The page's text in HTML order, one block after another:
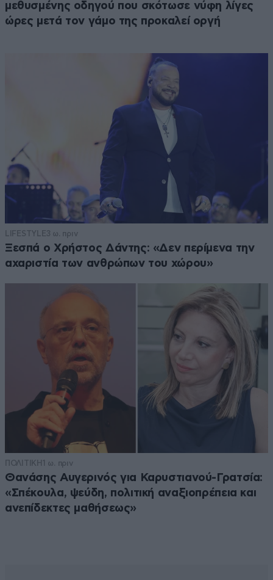
μεθυσμένης οδηγού που σκότωσε νύφη λίγες
ώρες μετά τον γάμο της προκαλεί οργή
LIFESTYLE3 ω. πριν
Ξεσπά ο Χρήστος Δάντης: «Δεν περίμενα την
αχαριστία των ανθρώπων του χώρου»
ΠΟΛΙΤΙΚΗ 1 ω. πριν
Θανάσης Αυγερινός για Καρυστιανού-Γρατσία:
«Σπέκουλα, ψεύδη, πολιτική αναξιοπρέπεια και
ανεπίδεκτες μαθήσεως»